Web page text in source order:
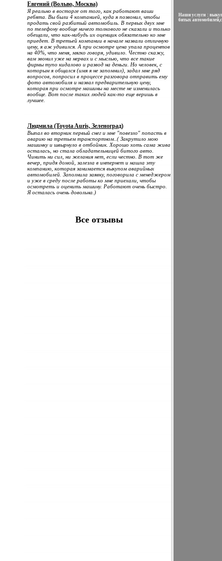
Евгений (Вольво, Москва)
Я реально в восторге от того, как работают ваши
ребята. Вы были 4 компанией, куда я позвонил, чтобы
продать свой разбитый автомобиль. В первых двух мне
по телефону вообще ничего толкового не сказали и только
обещали, что как-нибудь их оценщик обязательно ко мне
приедет. В третьей компании в начале назвали отличную
цену, я аж удивился. А при осмотре цена упала процентов
на 40%, что меня, мягко говоря, удивило. Честно скажу,
вам звонил уже на нервах и с мыслью, что все такие
фирмы тупо кидалово и развод на деньги. Но человек, с
которым я общался (имя я не запомнил), задал мне ряд
вопросов, попросил в процессе разговора отправить ему
фото автомобиля и назвал предварительную цену,
которая при осмотре машины на месте не изменилась
вообще. Вот после таких людей как-то еще веришь в
лучшее.
Людмила (Toyota Auris, Зеленоград)
Выпал во вторник первый снег и мне "повезло" попасть в
аварию на третьем транспортном..( Закрутило мою
машинку и швырнуло в отбойник. Хорошо хоть сама жива
осталась, но стала обладательницей битого авто.
Чинить ни сил, ни желания нет, если честно. В тот же
вечер, придя домой, залезла в интернет и нашла эту
компанию, которая занимается выкупом аварийных
автомобилей. Заполнила заявку, поговорила с менеджером
и уже в среду после работы ко мне приехали, чтобы
осмотреть и оценить машину. Работают очень быстро.
Я осталась очень довольна.)
Все отзывы
Наши услуги :
битых